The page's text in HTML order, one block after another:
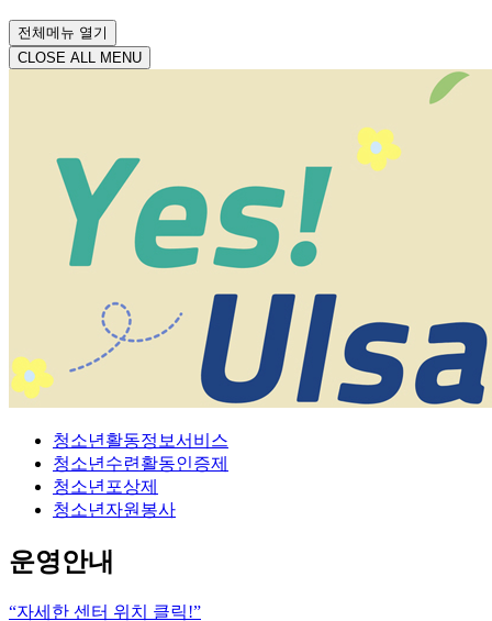
전체메뉴 열기
CLOSE ALL MENU
청소년활동정보서비스
청소년수련활동인증제
청소년포상제
청소년자원봉사
운영안내
“자세한 센터 위치 클릭!”